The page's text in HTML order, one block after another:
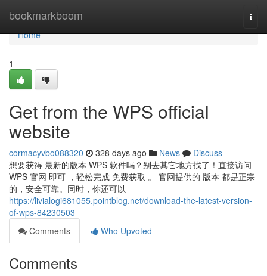
bookmarkboom
Home
Home
1
Get from the WPS official
website
cormacyvbo088320 328 days ago News
Discuss
想要获得 最新的版本 WPS 软件吗？别去其它地方找了！直接访问
WPS 官网 即可 ，轻松完成 免费获取 。 官网提供的 版本 都是正宗
的，安全可靠。同时，你还可以
https://livialogi681055.pointblog.net/download-the-latest-version-
of-wps-84230503
Comments
Who Upvoted
Comments